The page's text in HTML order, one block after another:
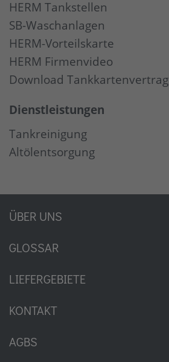
HERM Tankstellen
SB-Waschanlagen
HERM-Vorteilskarte
HERM Firmenvideo
Download Tankkartenvertrag
Dienstleistungen
Tankreinigung
Altölentsorgung
ÜBER UNS
GLOSSAR
LIEFERGEBIETE
KONTAKT
AGBS